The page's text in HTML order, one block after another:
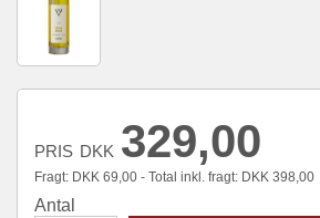
PRIS DKK 329,00
Fragt: DKK 69,00 - Total inkl. fragt: DKK 398,00
Antal